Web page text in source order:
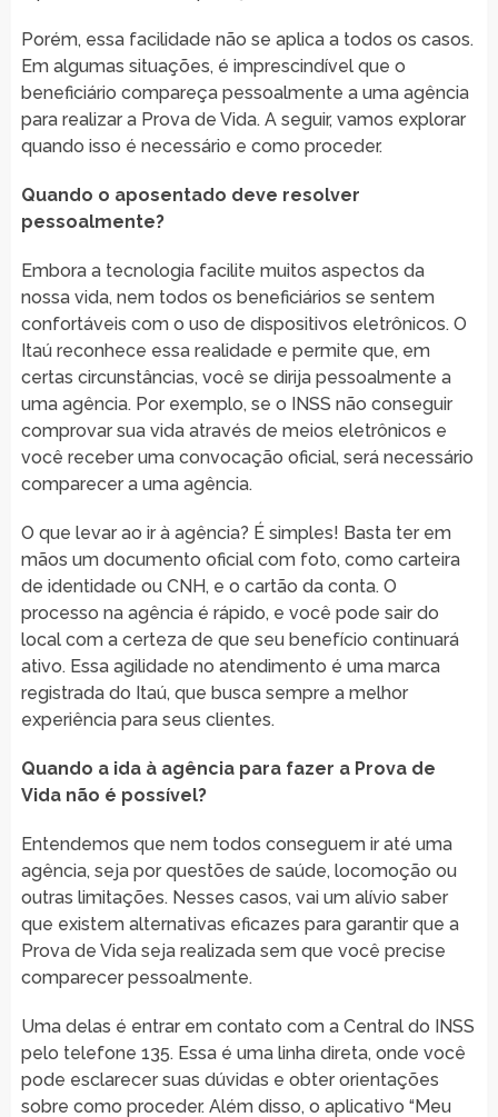
Porém, essa facilidade não se aplica a todos os casos.
Em algumas situações, é imprescindível que o
beneficiário compareça pessoalmente a uma agência
para realizar a Prova de Vida. A seguir, vamos explorar
quando isso é necessário e como proceder.
Quando o aposentado deve resolver
pessoalmente?
Embora a tecnologia facilite muitos aspectos da
nossa vida, nem todos os beneficiários se sentem
confortáveis com o uso de dispositivos eletrônicos. O
Itaú reconhece essa realidade e permite que, em
certas circunstâncias, você se dirija pessoalmente a
uma agência. Por exemplo, se o INSS não conseguir
comprovar sua vida através de meios eletrônicos e
você receber uma convocação oficial, será necessário
comparecer a uma agência.
O que levar ao ir à agência? É simples! Basta ter em
mãos um documento oficial com foto, como carteira
de identidade ou CNH, e o cartão da conta. O
processo na agência é rápido, e você pode sair do
local com a certeza de que seu benefício continuará
ativo. Essa agilidade no atendimento é uma marca
registrada do Itaú, que busca sempre a melhor
experiência para seus clientes.
Quando a ida à agência para fazer a Prova de
Vida não é possível?
Entendemos que nem todos conseguem ir até uma
agência, seja por questões de saúde, locomoção ou
outras limitações. Nesses casos, vai um alívio saber
que existem alternativas eficazes para garantir que a
Prova de Vida seja realizada sem que você precise
comparecer pessoalmente.
Uma delas é entrar em contato com a Central do INSS
pelo telefone 135. Essa é uma linha direta, onde você
pode esclarecer suas dúvidas e obter orientações
sobre como proceder. Além disso, o aplicativo “Meu